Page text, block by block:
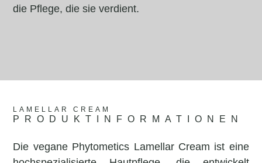
die Pflege, die sie verdient.
LAMELLAR CREAM
PRODUKTINFORMATIONEN
Die vegane Phytometics Lamellar Cream ist eine